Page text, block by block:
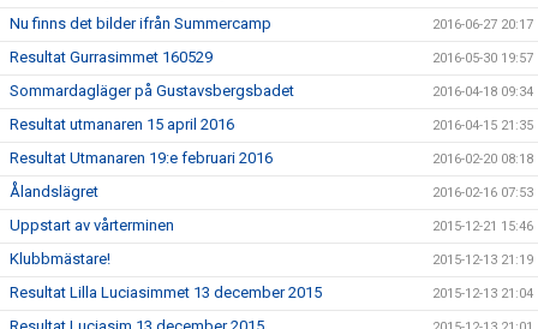
Nu finns det bilder ifrån Summercamp 2016-06-27 20:17
Resultat Gurrasimmet 160529 2016-05-30 19:57
Sommardagläger på Gustavsbergsbadet 2016-04-18 09:34
Resultat utmanaren 15 april 2016 2016-04-15 21:35
Resultat Utmanaren 19:e februari 2016 2016-02-20 08:18
Ålandslägret 2016-02-16 07:53
Uppstart av vårterminen 2015-12-21 15:46
Klubbmästare! 2015-12-13 21:19
Resultat Lilla Luciasimmet 13 december 2015 2015-12-13 21:04